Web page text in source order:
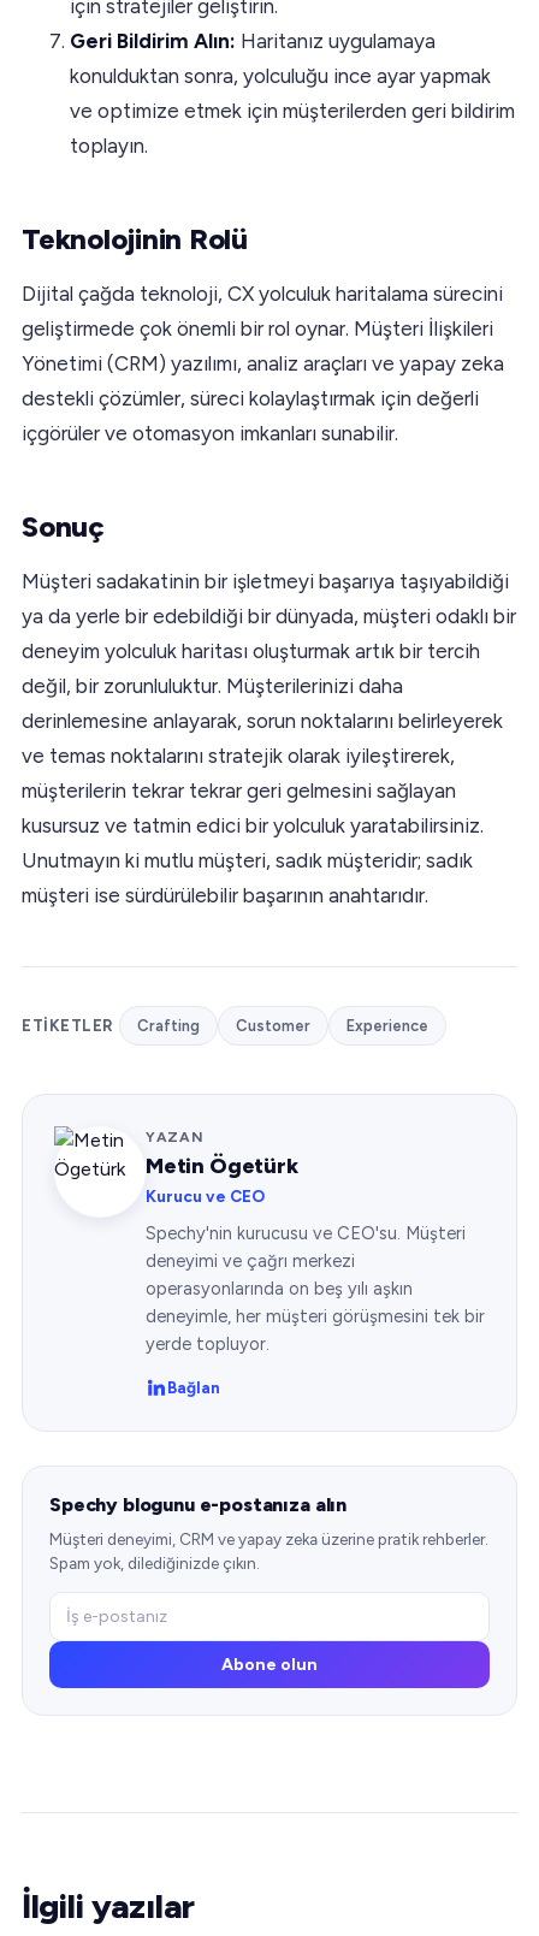
için stratejiler geliştirin.
Geri Bildirim Alın: Haritanız uygulamaya
konulduktan sonra, yolculuğu ince ayar yapmak
ve optimize etmek için müşterilerden geri bildirim
toplayın.
Teknolojinin Rolü
Dijital çağda teknoloji, CX yolculuk haritalama sürecini
geliştirmede çok önemli bir rol oynar. Müşteri İlişkileri
Yönetimi (CRM) yazılımı, analiz araçları ve yapay zeka
destekli çözümler, süreci kolaylaştırmak için değerli
içgörüler ve otomasyon imkanları sunabilir.
Sonuç
Müşteri sadakatinin bir işletmeyi başarıya taşıyabildiği
ya da yerle bir edebildiği bir dünyada, müşteri odaklı bir
deneyim yolculuk haritası oluşturmak artık bir tercih
değil, bir zorunluluktur. Müşterilerinizi daha
derinlemesine anlayarak, sorun noktalarını belirleyerek
ve temas noktalarını stratejik olarak iyileştirerek,
müşterilerin tekrar tekrar geri gelmesini sağlayan
kusursuz ve tatmin edici bir yolculuk yaratabilirsiniz.
Unutmayın ki mutlu müşteri, sadık müşteridir; sadık
müşteri ise sürdürülebilir başarının anahtarıdır.
ETIKETLER Crafting Customer Experience
YAZAN
Metin Ögetürk
Kurucu ve CEO
Spechy'nin kurucusu ve CEO'su. Müşteri
deneyimi ve çağrı merkezi
operasyonlarında on beş yılı aşkın
deneyimle, her müşteri görüşmesini tek bir
yerde topluyor.
Bağlan
Spechy blogunu e-postanıza alın
Müşteri deneyimi, CRM ve yapay zeka üzerine pratik rehberler.
Spam yok, dilediğinizde çıkın.
Abone olun
İlgili yazılar